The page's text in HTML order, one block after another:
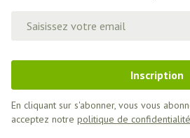
Inscription
En cliquant sur s'abonner, vous vous
acceptez notre politique de confidentialité